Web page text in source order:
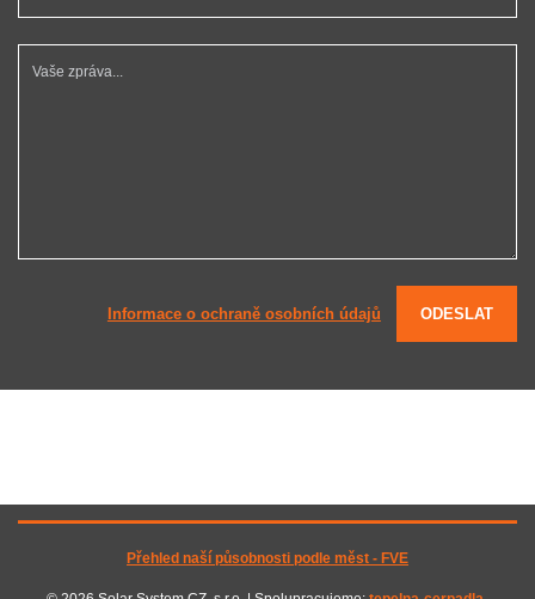
Vaše zpráva...
Informace o ochraně osobních údajů ODESLAT
Přehled naší působnosti podle měst - FVE